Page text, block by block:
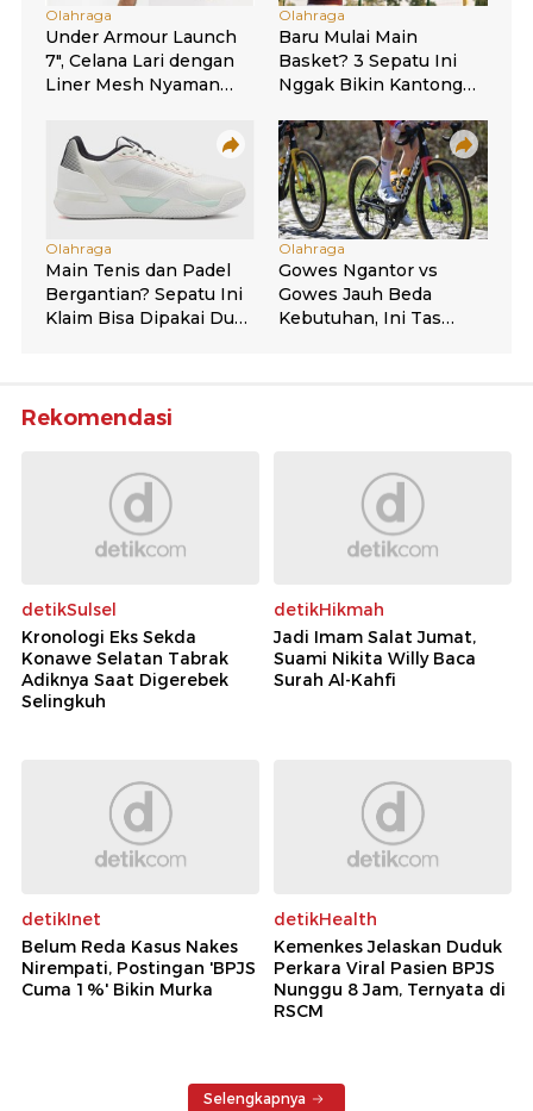
Rekomendasi
detikSulsel
Kronologi Eks Sekda
Konawe Selatan Tabrak
Adiknya Saat Digerebek
Selingkuh
detikHikmah
Jadi Imam Salat Jumat,
Suami Nikita Willy Baca
Surah Al-Kahfi
detikInet
Belum Reda Kasus Nakes
Nirempati, Postingan 'BPJS
Cuma 1%' Bikin Murka
detikHealth
Kemenkes Jelaskan Duduk
Perkara Viral Pasien BPJS
Nunggu 8 Jam, Ternyata di
RSCM
Selengkapnya